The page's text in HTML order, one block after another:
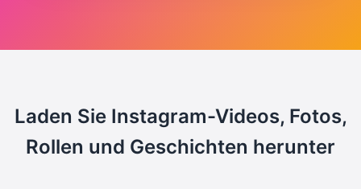
Laden Sie Instagram-Videos, Fotos,
Rollen und Geschichten herunter